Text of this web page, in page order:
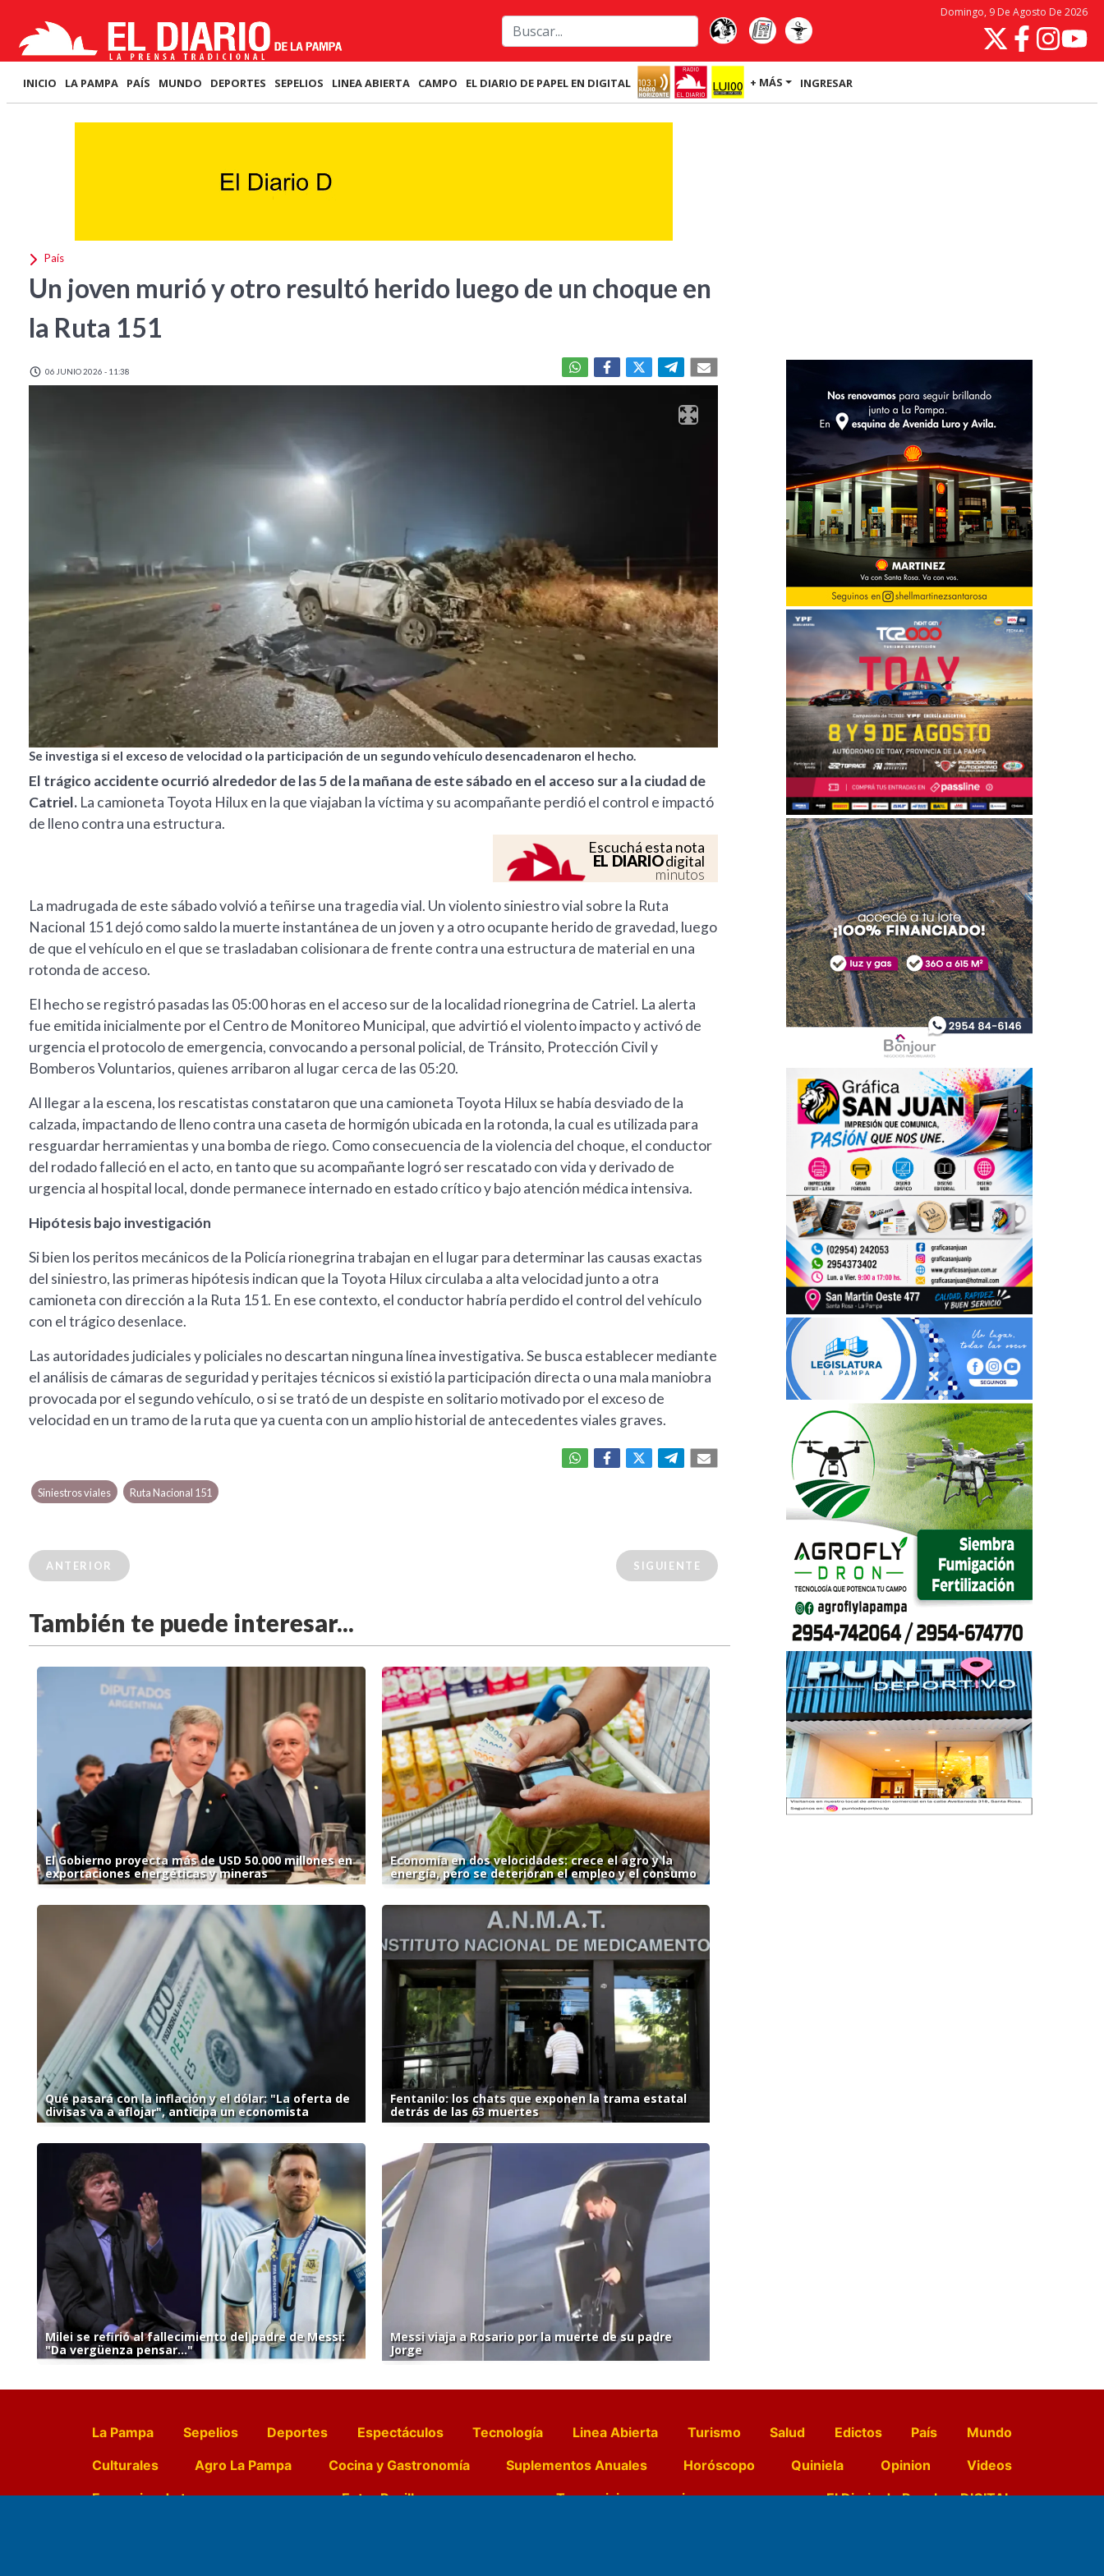
Domingo, 9 De Agosto De 2026
INICIO LA PAMPA PAÍS MUNDO DEPORTES SEPELIOS LINEA ABIERTA CAMPO EL DIARIO DE PAPEL EN DIGITAL + MÁS INGRESAR
País
Un joven murió y otro resultó herido luego de un choque en
la Ruta 151
06 JUNIO 2026 - 11:38
Se investiga si el exceso de velocidad o la participación de un segundo vehículo desencadenaron el hecho.
El trágico accidente ocurrió alrededor de las 5 de la mañana de este sábado en el acceso sur a la ciudad de
Catriel. La camioneta Toyota Hilux en la que viajaban la víctima y su acompañante perdió el control e impactó
de lleno contra una estructura.
Escuchá esta nota
EL DIARIOdigital
minutos
La madrugada de este sábado volvió a teñirse una tragedia vial. Un violento siniestro vial sobre la Ruta
Nacional 151 dejó como saldo la muerte instantánea de un joven y a otro ocupante herido de gravedad, luego
de que el vehículo en el que se trasladaban colisionara de frente contra una estructura de material en una
rotonda de acceso.
El hecho se registró pasadas las 05:00 horas en el acceso sur de la localidad rionegrina de Catriel. La alerta
fue emitida inicialmente por el Centro de Monitoreo Municipal, que advirtió el violento impacto y activó de
urgencia el protocolo de emergencia, convocando a personal policial, de Tránsito, Protección Civil y
Bomberos Voluntarios, quienes arribaron al lugar cerca de las 05:20.
Al llegar a la escena, los rescatistas constataron que una camioneta Toyota Hilux se había desviado de la
calzada, impactando de lleno contra una caseta de hormigón ubicada en la rotonda, la cual es utilizada para
resguardar herramientas y una bomba de riego. Como consecuencia de la violencia del choque, el conductor
del rodado falleció en el acto, en tanto que su acompañante logró ser rescatado con vida y derivado de
urgencia al hospital local, donde permanece internado en estado crítico y bajo atención médica intensiva.
Hipótesis bajo investigación
Si bien los peritos mecánicos de la Policía rionegrina trabajan en el lugar para determinar las causas exactas
del siniestro, las primeras hipótesis indican que la Toyota Hilux circulaba a alta velocidad junto a otra
camioneta con dirección a la Ruta 151. En ese contexto, el conductor habría perdido el control del vehículo
con el trágico desenlace.
Las autoridades judiciales y policiales no descartan ninguna línea investigativa. Se busca establecer mediante
el análisis de cámaras de seguridad y peritajes técnicos si existió la participación directa o una mala maniobra
provocada por el segundo vehículo, o si se trató de un despiste en solitario motivado por el exceso de
velocidad en un tramo de la ruta que ya cuenta con un amplio historial de antecedentes viales graves.
Siniestros viales Ruta Nacional 151
ANTERIOR SIGUIENTE
También te puede interesar...
El Gobierno proyecta más de USD 50.000 millones en
exportaciones energéticas y mineras
Economía en dos velocidades: crece el agro y la
energía, pero se deterioran el empleo y el consumo
Qué pasará con la inflación y el dólar: "La oferta de
divisas va a aflojar", anticipa un economista
Fentanilo: los chats que exponen la trama estatal
detrás de las 63 muertes
Milei se refirió al fallecimiento del padre de Messi:
"Da vergüenza pensar..."
Messi viaja a Rosario por la muerte de su padre
Jorge
La Pampa Sepelios Deportes Espectáculos Tecnología Linea Abierta Turismo Salud Edictos País
Mundo
Culturales
Agro La Pampa Cocina y Gastronomía Suplementos Anuales Horóscopo Quiniela Opinion
Videos
Farmacias de turno
Entre Pocillos Transmisiones en vivo El Diario de Papel en DIGITAL